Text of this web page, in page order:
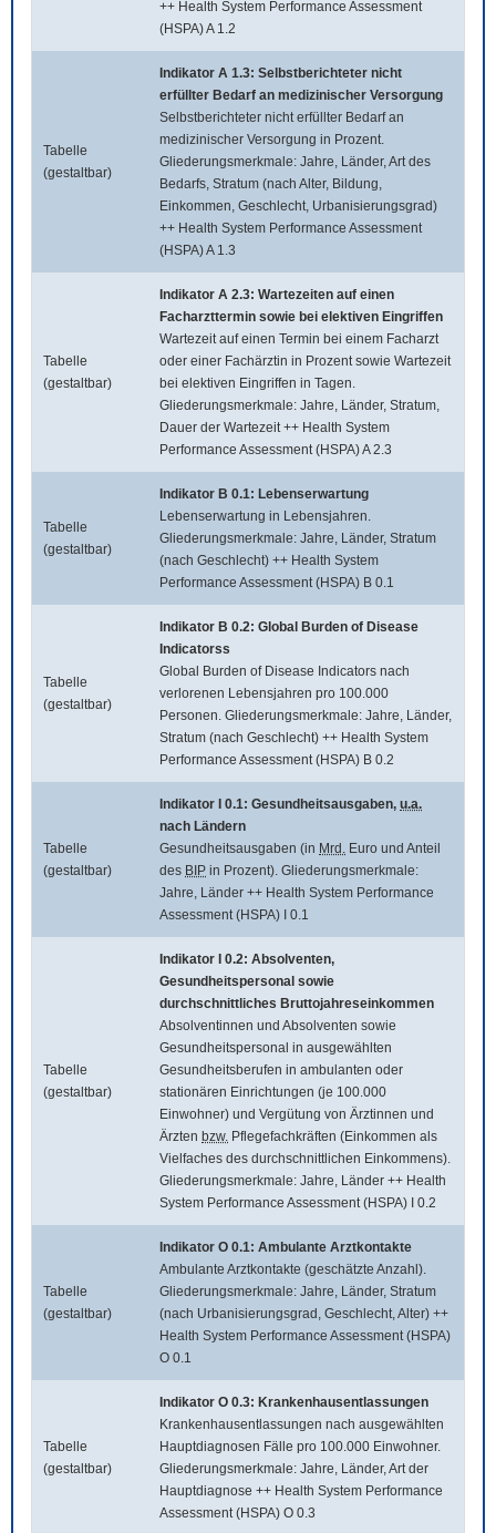
++ Health System Performance Assessment
(HSPA) A 1.2
Tabelle
(gestaltbar)
Indikator A 1.3: Selbstberichteter nicht
erfüllter Bedarf an medizinischer Versorgung
Selbstberichteter nicht erfüllter Bedarf an
medizinischer Versorgung in Prozent.
Gliederungsmerkmale: Jahre, Länder, Art des
Bedarfs, Stratum (nach Alter, Bildung,
Einkommen, Geschlecht, Urbanisierungsgrad)
++ Health System Performance Assessment
(HSPA) A 1.3
Tabelle
(gestaltbar)
Indikator A 2.3: Wartezeiten auf einen
Facharzttermin sowie bei elektiven Eingriffen
Wartezeit auf einen Termin bei einem Facharzt
oder einer Fachärztin in Prozent sowie Wartezeit
bei elektiven Eingriffen in Tagen.
Gliederungsmerkmale: Jahre, Länder, Stratum,
Dauer der Wartezeit ++ Health System
Performance Assessment (HSPA) A 2.3
Tabelle
(gestaltbar)
Indikator B 0.1: Lebenserwartung
Lebenserwartung in Lebensjahren.
Gliederungsmerkmale: Jahre, Länder, Stratum
(nach Geschlecht) ++ Health System
Performance Assessment (HSPA) B 0.1
Tabelle
(gestaltbar)
Indikator B 0.2: Global Burden of Disease
Indicatorss
Global Burden of Disease Indicators nach
verlorenen Lebensjahren pro 100.000
Personen. Gliederungsmerkmale: Jahre, Länder,
Stratum (nach Geschlecht) ++ Health System
Performance Assessment (HSPA) B 0.2
Tabelle
(gestaltbar)
Indikator I 0.1: Gesundheitsausgaben, u.a.
nach Ländern
Gesundheitsausgaben (in Mrd. Euro und Anteil
des BIP in Prozent). Gliederungsmerkmale:
Jahre, Länder ++ Health System Performance
Assessment (HSPA) I 0.1
Tabelle
(gestaltbar)
Indikator I 0.2: Absolventen,
Gesundheitspersonal sowie
durchschnittliches Bruttojahreseinkommen
Absolventinnen und Absolventen sowie
Gesundheitspersonal in ausgewählten
Gesundheitsberufen in ambulanten oder
stationären Einrichtungen (je 100.000
Einwohner) und Vergütung von Ärztinnen und
Ärzten bzw. Pflegefachkräften (Einkommen als
Vielfaches des durchschnittlichen Einkommens).
Gliederungsmerkmale: Jahre, Länder ++ Health
System Performance Assessment (HSPA) I 0.2
Tabelle
(gestaltbar)
Indikator O 0.1: Ambulante Arztkontakte
Ambulante Arztkontakte (geschätzte Anzahl).
Gliederungsmerkmale: Jahre, Länder, Stratum
(nach Urbanisierungsgrad, Geschlecht, Alter) ++
Health System Performance Assessment (HSPA)
O 0.1
Tabelle
(gestaltbar)
Indikator O 0.3: Krankenhausentlassungen
Krankenhausentlassungen nach ausgewählten
Hauptdiagnosen Fälle pro 100.000 Einwohner.
Gliederungsmerkmale: Jahre, Länder, Art der
Hauptdiagnose ++ Health System Performance
Assessment (HSPA) O 0.3